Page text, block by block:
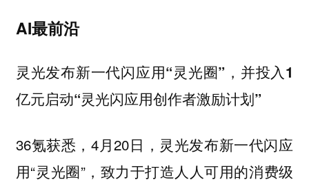
AI最前沿
灵光发布新一代闪应用“灵光圈”，并投入1
亿元启动“灵光闪应用创作者激励计划”
36氪获悉，4月20日，灵光发布新一代闪应
用“灵光圈”，致力于打造人人可用的消费级